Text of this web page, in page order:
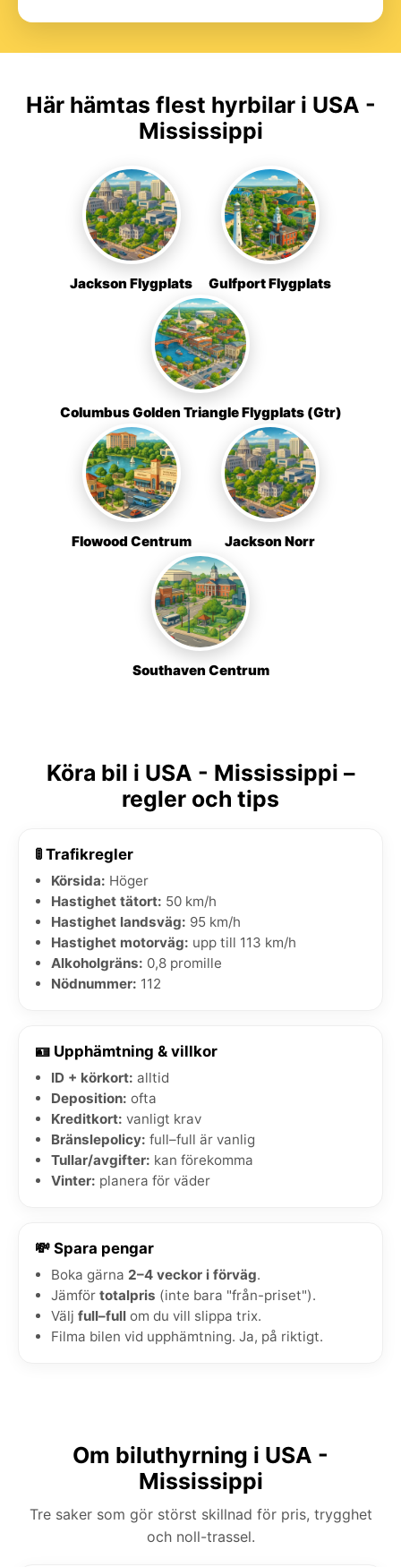
Här hämtas flest hyrbilar i USA -
Mississippi
Jackson Flygplats Gulfport Flygplats
Columbus Golden Triangle Flygplats (Gtr)
Flowood Centrum Jackson Norr
Southaven Centrum
Köra bil i USA - Mississippi –
regler och tips
🚦 Trafikregler
Körsida: Höger
Hastighet tätort: 50 km/h
Hastighet landsväg: 95 km/h
Hastighet motorväg: upp till 113 km/h
Alkoholgräns: 0,8 promille
Nödnummer: 112
🪪 Upphämtning & villkor
ID + körkort: alltid
Deposition: ofta
Kreditkort: vanligt krav
Bränslepolicy: full–full är vanlig
Tullar/avgifter: kan förekomma
Vinter: planera för väder
💸 Spara pengar
Boka gärna 2–4 veckor i förväg.
Jämför totalpris (inte bara "från-priset").
Välj full–full om du vill slippa trix.
Filma bilen vid upphämtning. Ja, på riktigt.
Om biluthyrning i USA -
Mississippi
Tre saker som gör störst skillnad för pris, trygghet
och noll-trassel.